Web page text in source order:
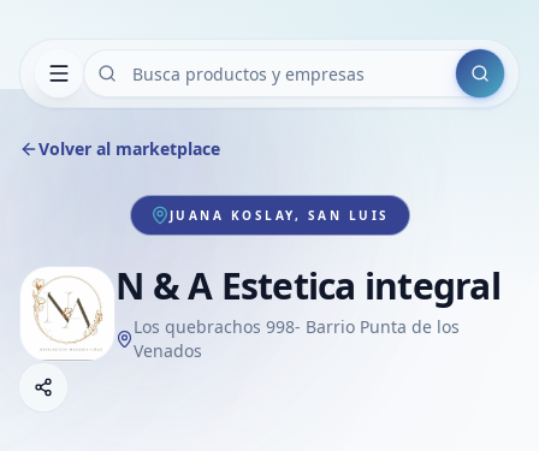
Buscar
Volver al marketplace
JUANA KOSLAY, SAN LUIS
N & A Estetica integral
Los quebrachos 998- Barrio Punta de los
Venados
Compartir empresa